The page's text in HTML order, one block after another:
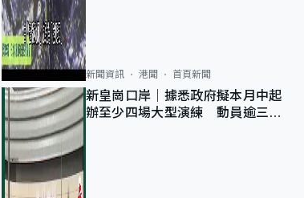
新聞資訊 港聞 首頁新聞
新皇崗口岸｜據悉政府擬本月中起
辦至少四場大型演練 動員逾三萬